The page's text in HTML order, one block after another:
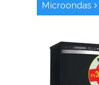
Microondas